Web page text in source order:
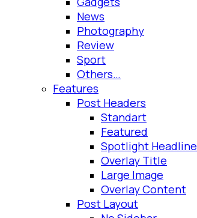
News
Photography
Review
Sport
Others…
Features
Post Headers
Standart
Featured
Spotlight Headline
Overlay Title
Large Image
Overlay Content
Post Layout